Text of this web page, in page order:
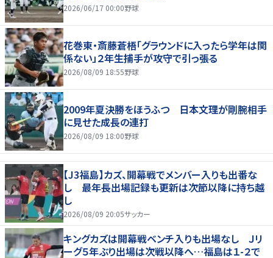
2026/06/17 00:00野球
花巻東・斎藤蒼梧「グラウンドに入ったら学年は関
係ない」２年生捕手が攻守で引っ張る
2026/08/09 18:55野球
2009年夏決勝をほうふつ 日本文理が剛腕相手
に見せた成長の連打
2026/08/09 18:00野球
【J3福島】カズ、開幕戦でメンバー入りも出番な
し 最年長出場記録も更新は次節以降に持ち越
し
2026/08/09 20:05サッカー
キングカズは開幕戦ベンチ入りも出場なし Ｊリ
ーグ５年ぶり出場は次戦以降へ…福島は１-２で